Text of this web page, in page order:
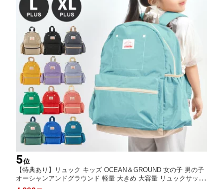
5位
【特典あり】リュック キッズ OCEAN＆GROUND 女の子 男の子
オーシャンアンドグラウンド 軽量 大きめ 大容量 リュックサック
ジュニア 16L 22L GOODAY PLUS 4525151 チェストベルト A4